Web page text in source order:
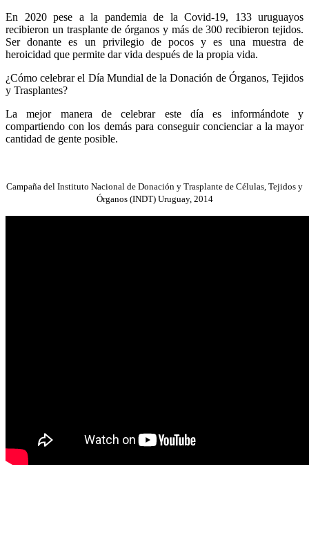
En 2020 pese a la pandemia de la Covid-19, 133 uruguayos
recibieron un trasplante de órganos y más de 300 recibieron tejidos.
Ser donante es un privilegio de pocos y es una muestra de
heroicidad que permite dar vida después de la propia vida.
¿Cómo celebrar el Día Mundial de la Donación de Órganos, Tejidos
y Trasplantes?
La mejor manera de celebrar este día es informándote y
compartiendo con los demás para conseguir concienciar a la mayor
cantidad de gente posible.
Campaña del Instituto Nacional de Donación y Trasplante de Células, Tejidos y
Órganos (INDT) Uruguay, 2014